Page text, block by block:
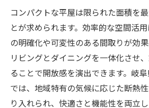
コンパクトな平屋は限られた面積を
とが求められます。効率的な空間活
の明確化や可変性のある間取りが効果
リビングとダイニングを一体化させ
ることで開放感を演出できます。岐
では、地域特有の気候に応じた断熱
り入れられ、快適さと機能性を両立